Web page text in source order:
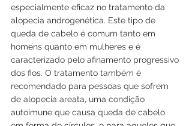
especialmente eficaz no tratamento da
alopecia androgenética. Este tipo de
queda de cabelo é comum tanto em
homens quanto em mulheres e é
caracterizado pelo afinamento progressivo
dos fios. O tratamento também é
recomendado para pessoas que sofrem
de alopecia areata, uma condição
autoimune que causa queda de cabelo